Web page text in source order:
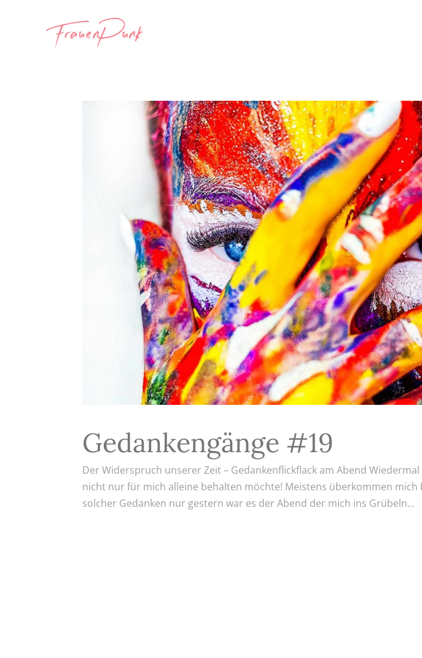
Gedankengänge #19
Der Widerspruch unserer Zeit – Gedankenflickflack am Abend
nicht nur für mich alleine behalten möchte! Meistens überkommen mich
solcher Gedanken nur gestern war es der Abend der mich ins Grübeln...